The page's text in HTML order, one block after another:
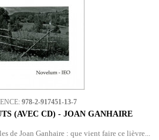
978-2-917451-13-7
(AVEC CD) - JOAN GANHAIRE
de Joan Ganhaire : que vient faire ce lièvre...